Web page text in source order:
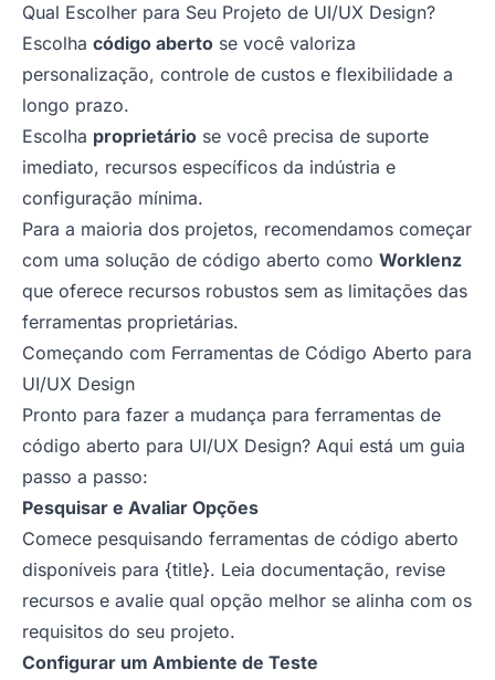
Qual Escolher para Seu Projeto de UI/UX Design?
Escolha código aberto se você valoriza
personalização, controle de custos e flexibilidade a
longo prazo.
Escolha proprietário se você precisa de suporte
imediato, recursos específicos da indústria e
configuração mínima.
Para a maioria dos projetos, recomendamos começar
com uma solução de código aberto como Worklenz
que oferece recursos robustos sem as limitações das
ferramentas proprietárias.
Começando com Ferramentas de Código Aberto para
UI/UX Design
Pronto para fazer a mudança para ferramentas de
código aberto para UI/UX Design? Aqui está um guia
passo a passo:
Pesquisar e Avaliar Opções
Comece pesquisando ferramentas de código aberto
disponíveis para {title}. Leia documentação, revise
recursos e avalie qual opção melhor se alinha com os
requisitos do seu projeto.
Configurar um Ambiente de Teste